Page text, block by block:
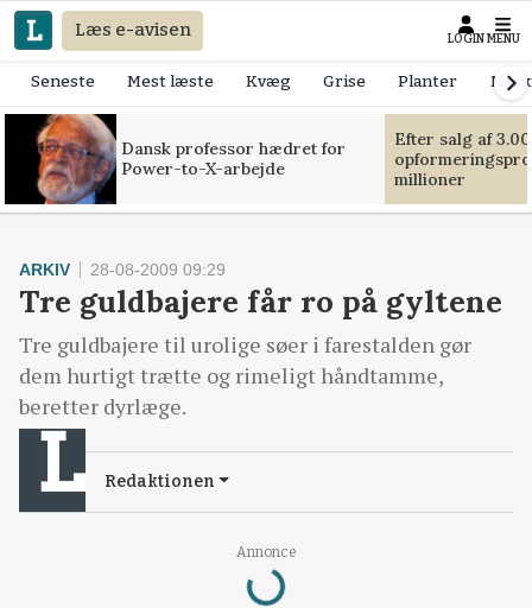
Læs e-avisen LOGIN MENU
Seneste Mest læste Kvæg Grise Planter
Dansk professor hædret for
Power-to-X-arbejde
Efter salg af
millioner
Annonce
Loading...
ARKIV 28-08-2009 09:29
Tre guldbajere får ro på gyltene
Tre guldbajere til urolige søer i farestalden gør
dem hurtigt trætte og rimeligt håndtamme,
beretter dyrlæge.
Redaktionen